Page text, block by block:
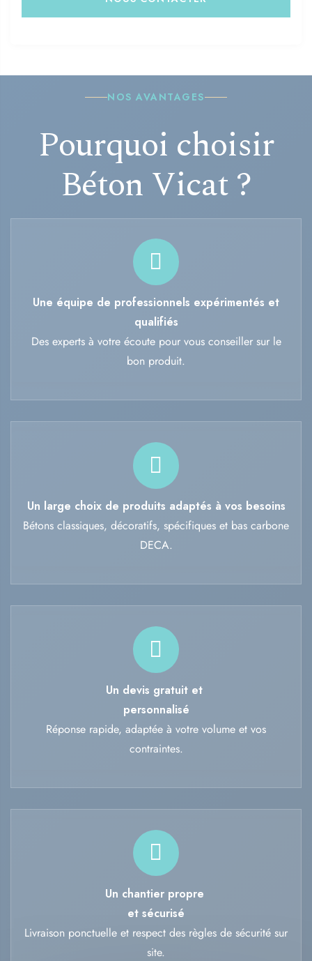
NOS AVANTAGES
Pourquoi choisir
Béton Vicat ?
Une équipe de professionnels expérimentés et
qualifiés
Des experts à votre écoute pour vous conseiller sur le
bon produit.
Un large choix de produits adaptés à vos besoins
Bétons classiques, décoratifs, spécifiques et bas carbone
DECA.
Un devis gratuit et
personnalisé
Réponse rapide, adaptée à votre volume et vos
contraintes.
Un chantier propre
et sécurisé
Livraison ponctuelle et respect des règles de sécurité sur
site.